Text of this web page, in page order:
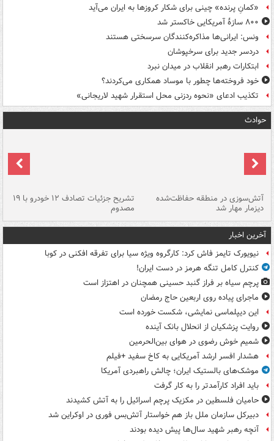
«کمانِ پرنده» چینی برای شکار کروزها به ایران می‌آید
۸۰۰ سازۀ آمریکایی خاکستر شد
ونس: ایرانی‌ها مذاکره‌کنندگان سرسختی هستند
دردسر جدید برای سرخپوشان
ابتکارات رهبر انقلاب در میدان نبرد
خود فروخته‌ها چطور با موساد همکاری می‌کردند؟
تکذیب ادعای «نحوه ردزنی محل استقرار شهید لاریجانی»
حوادث
آتش‌سوزی در منطقه حفاظت‌شده
دیزمار مهار شد
تشریح جزئیات تصادف ۱۲ خودرو با ۱۹
مصدوم
آخرین اخبار
نیویورک تایمز فاش کرد: کارگروه ویژه سیا برای تفرقه افکنی در کوبا
کنترل کامل تنگه هرمز در دست ایران!
پرچم سیاه بر فراز گنبد حسینی همچنان در اهتزاز است
ماجرای پیاده روی اربعین حاج رمضان
این دیپلماسی نمایشی، شکست خورده است
روایت پزشکیان از انحلال بانک آینده
شمیم خوش رضوی در هوای بین‌الحرمین
هشدار افسر ارشد آمریکایی به کاخ سفید +فیلم
موشک‌های بالستیک ایران؛ چالش راهبردی آمریکا
باید افراد کارآمدتر را به کار گرفت
حامیان فلسطین در مکزیک پرچم اسرائیل را به آتش کشیدند
دبیرکل سازمان ملل باز هم خواستار آتش‌بس فوری در اوکراین شد
آنچه رهبر شهید سال‌ها پیش دیده بودند